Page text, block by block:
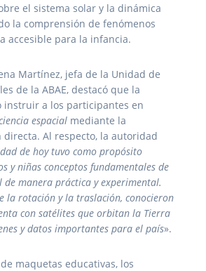
el sistema solar y la dinámica
la comprensión de fenómenos
accesible para la infancia.
Martínez, jefa de la Unidad de
de la ABAE, destacó que la
instruir a los participantes en
espacial mediante la
directa. Al respecto, la autoridad
de hoy tuvo como propósito
y niñas conceptos fundamentales de
de manera práctica y experimental.
la rotación y la traslación, conocieron
con satélites que orbitan la Tierra
y datos importantes para el país».
maquetas educativas, los